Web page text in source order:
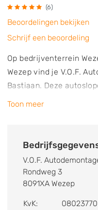
(6)
Beoordelingen bekijken
Schrijf een beoordeling
Op bedrijventerrein
Wezep vind je V.O.F.
Bastiaan. Deze
demonteren van
Autodemontage bedrijf
Nederland (ARN). Het
milieuvriendelijk
Toon meer
V.O.F.
Rondweg 3
8091XA Wezep
KvK:
08023770